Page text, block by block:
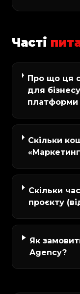
Часті
Про що ця
для
платформи
Скільки
Скільки
проєкту
Як
Agency?